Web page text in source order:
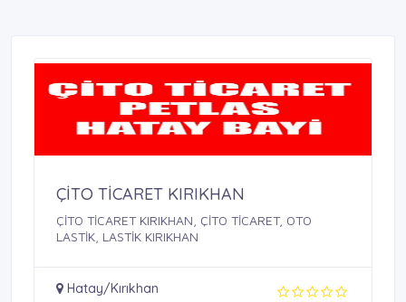
ÇİTO TİCARET KIRIKHAN
ÇİTO TİCARET KIRIKHAN, ÇİTO TİCARET, OTO
LASTİK, LASTİK KIRIKHAN
Hatay/Kırıkhan